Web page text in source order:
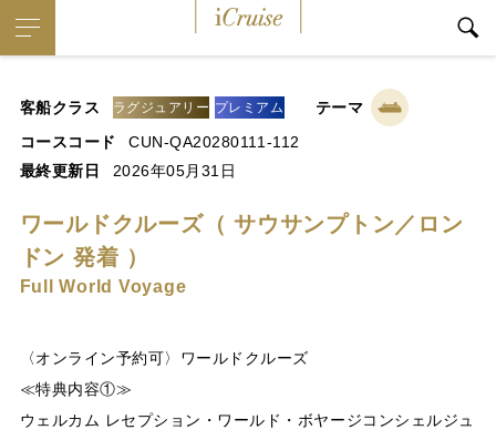
客船クラス ラグジュアリー プレミアム
テーマ
コースコード
CUN-QA20280111-112
最終更新日
2026年05月31日
ワールドクルーズ（ サウサンプトン／ロン
ドン 発着 ）
Full World Voyage
〈オンライン予約可〉ワールドクルーズ
≪特典内容①≫
ウェルカム レセプション・ワールド・ボヤージコンシェルジュ